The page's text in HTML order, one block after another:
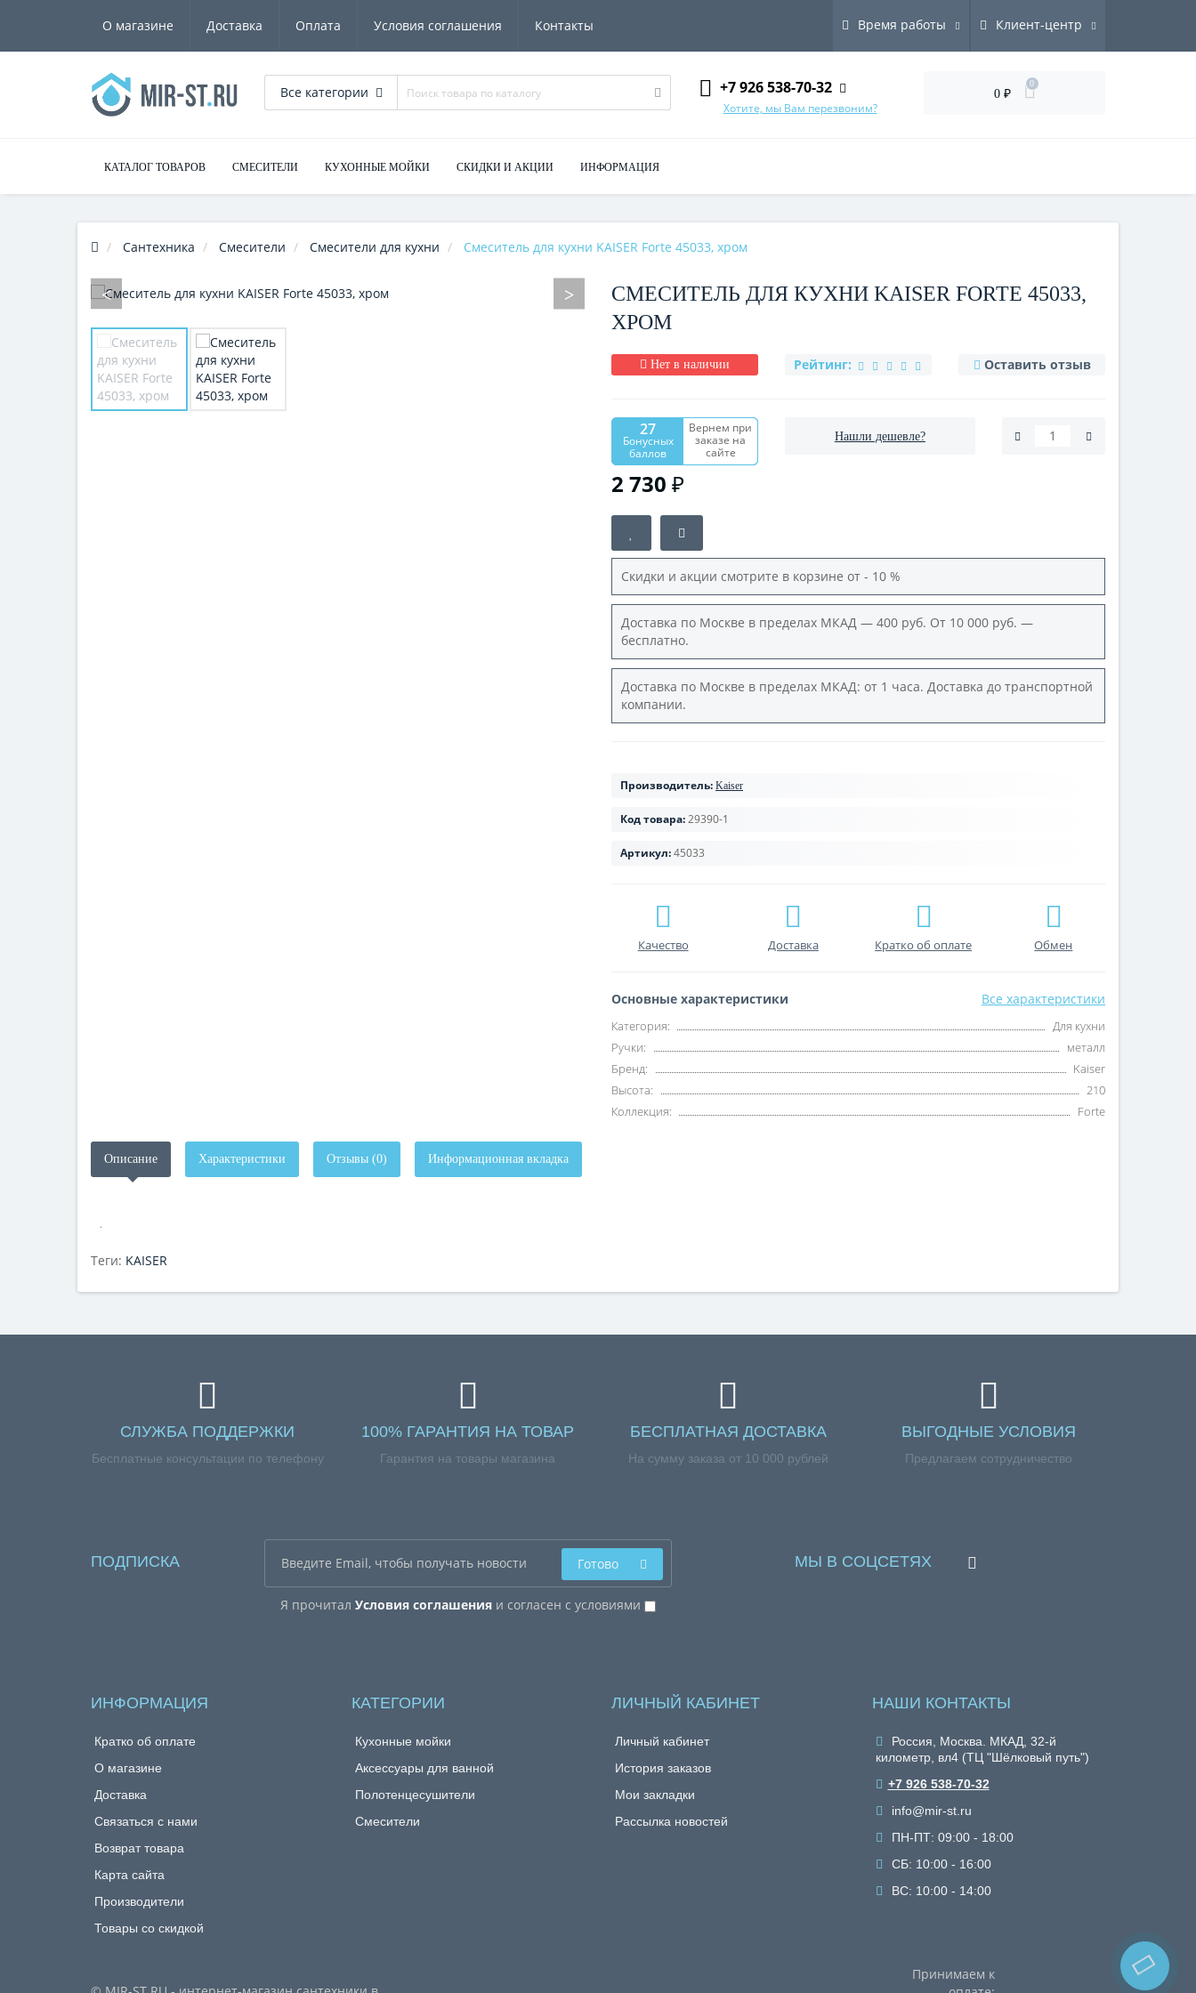
О магазине Доставка Оплата Условия соглашения Контакты Время работы Клиент-центр
Все категории +7 926 538-70-32
Хотите, мы Вам перезвоним?
0 ₽
0
КАТАЛОГ ТОВАРОВ СМЕСИТЕЛИ КУХОННЫЕ МОЙКИ СКИДКИ И АКЦИИ ИНФОРМАЦИЯ
Сантехника Смесители Смесители для кухни Смеситель для кухни KAISER Forte 45033, хром
СМЕСИТЕЛЬ ДЛЯ КУХНИ KAISER FORTE 45033,
ХРОМ
Нет в наличии Рейтинг: Оставить отзыв
27
Бонусных
баллов
Вернем при
заказе на
сайте
2 730 ₽
Нашли дешевле?
Скидки и акции смотрите в корзине от - 10 %
Доставка по Москве в пределах МКАД — 400 руб. От 10 000 руб. —
бесплатно.
Доставка по Москве в пределах МКАД: от 1 часа. Доставка до транспортной
компании.
Производитель: Kaiser
Код товара:29390-1
Артикул:45033
Качество Доставка Кратко об оплате Обмен
Основные характеристики Все характеристики
Категория:
Для кухни
Ручки:
металл
Бренд:
Kaiser
Высота:
210
Коллекция:
Forte
Описание Характеристики Отзывы (0) Информационная вкладка
.
Теги: KAISER
СЛУЖБА ПОДДЕРЖКИ
Бесплатные консультации по телефону
100% ГАРАНТИЯ НА ТОВАР
Гарантия на товары магазина
БЕСПЛАТНАЯ ДОСТАВКА
На сумму заказа от 10 000 рублей
ВЫГОДНЫЕ УСЛОВИЯ
Предлагаем сотрудничество
ПОДПИСКА
Я прочитал Условия соглашенияи согласен с условиями
Готово МЫ В СОЦСЕТЯХ
ИНФОРМАЦИЯ
Кратко об оплате
О магазине
Доставка
Связаться с нами
Возврат товара
Карта сайта
Производители
Товары со скидкой
КАТЕГОРИИ
Кухонные мойки
Аксессуары для ванной
Полотенцесушители
Смесители
ЛИЧНЫЙ КАБИНЕТ
Личный кабинет
История заказов
Мои закладки
Рассылка новостей
НАШИ КОНТАКТЫ
Россия, Москва. МКАД, 32-й
километр, вл4 (ТЦ "Шёлковый путь")
+7 926 538-70-32
info@mir-st.ru
ПН-ПТ: 09:00 - 18:00
СБ: 10:00 - 16:00
ВС: 10:00 - 14:00
Принимаем к